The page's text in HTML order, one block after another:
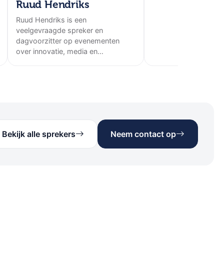
Ruud Hendriks
Ruud Hendriks is een
veelgevraagde spreker en
dagvoorzitter op evenementen
over innovatie, media en
Bekijk alle sprekers Neem contact op